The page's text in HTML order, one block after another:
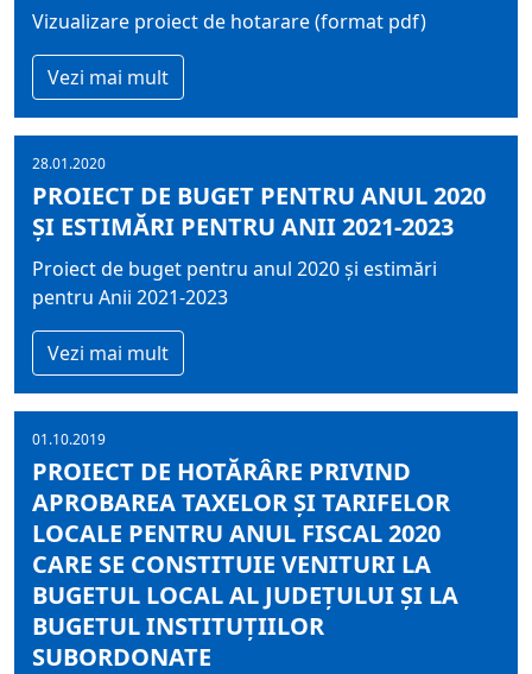
Vizualizare proiect de hotarare (format pdf)
Vezi mai mult
28.01.2020
PROIECT DE BUGET PENTRU ANUL 2020
ȘI ESTIMĂRI PENTRU ANII 2021-2023
Proiect de buget pentru anul 2020 și estimări
pentru Anii 2021-2023
Vezi mai mult
01.10.2019
PROIECT DE HOTĂRÂRE PRIVIND
APROBAREA TAXELOR ŞI TARIFELOR
LOCALE PENTRU ANUL FISCAL 2020
CARE SE CONSTITUIE VENITURI LA
BUGETUL LOCAL AL JUDEŢULUI ŞI LA
BUGETUL INSTITUŢIILOR
SUBORDONATE